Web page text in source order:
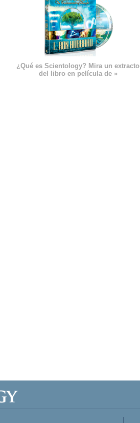
¿Qué es Scientology? Mira un extracto
del libro en película de »